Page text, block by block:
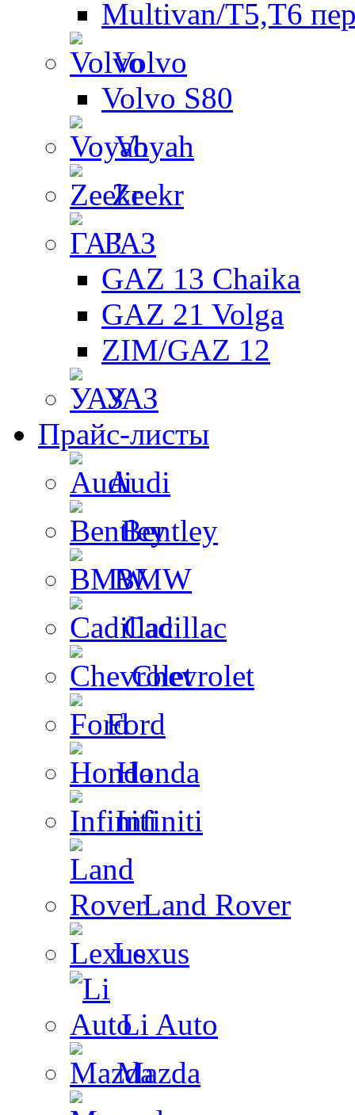
Multivan/T5,T6
Volvo
Volvo S80
Voyah
Zeekr
ГАЗ
GAZ 13 Chaika
GAZ 21 Volga
ZIM/GAZ 12
УАЗ
Прайс-листы
Audi
Bentley
BMW
Cadillac
Chevrolet
Ford
Honda
Infiniti
Land Rover
Lexus
Li Auto
Mazda